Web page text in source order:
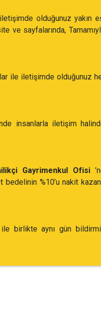
olduğunuz yakın
ve sayfalarında,
ile iletişimde olduğunuz
insanlarla iletişim
Gayrimenkul Ofisi
%10’u nakit
birlikte aynı gün